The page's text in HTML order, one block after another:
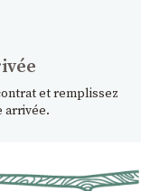
et remplissez
arrivée.